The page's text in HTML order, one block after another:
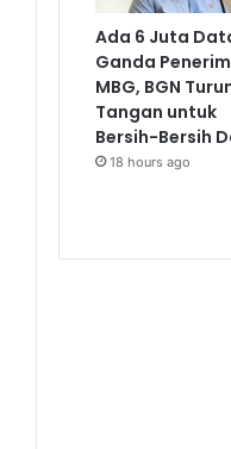
Ada 6 Juta
Ganda
MBG, BGN
Tangan untuk
Bersih-Bersih
18 hours ago